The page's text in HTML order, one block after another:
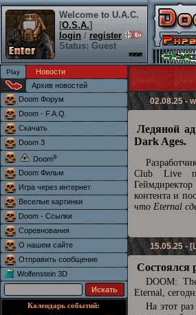
Welcome to U.A.C.
[O.S.A.]
login / register
Status: Guest
Новости
Архив новостей
Doom Форум
Doom - F.A.Q.
Скачать
Doom 3
Doom®
Doom Фильм
Игра через интернет
Веселые картинки
Doom - Ссылки
Соревнования
О нашем сайте
Отправить сообщение
Wolfenstein 3D
Календарь событий:
02.08.25 -
Ледяной
Dark Ages.
Club Live
контента и
что Eternal
15.05.25 -
Состоялся
DOOM:
Eternal,
На этот